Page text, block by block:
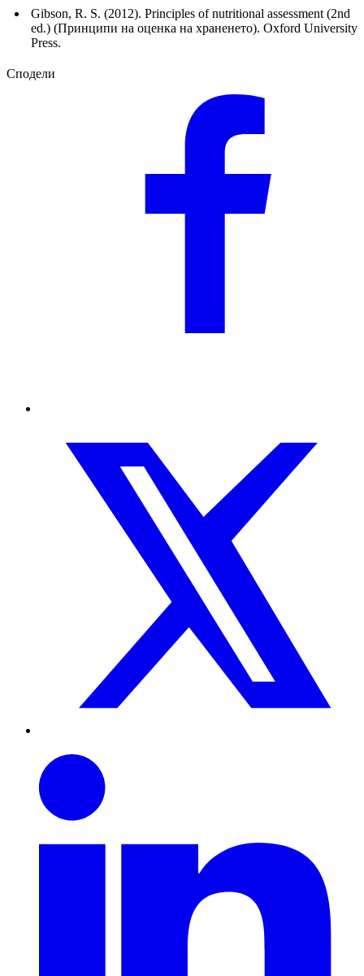
Gibson, R. S. (2012). Principles of nutritional assessment (2nd
ed.) (Принципи на оценка на храненето). Oxford University
Press.
Сподели